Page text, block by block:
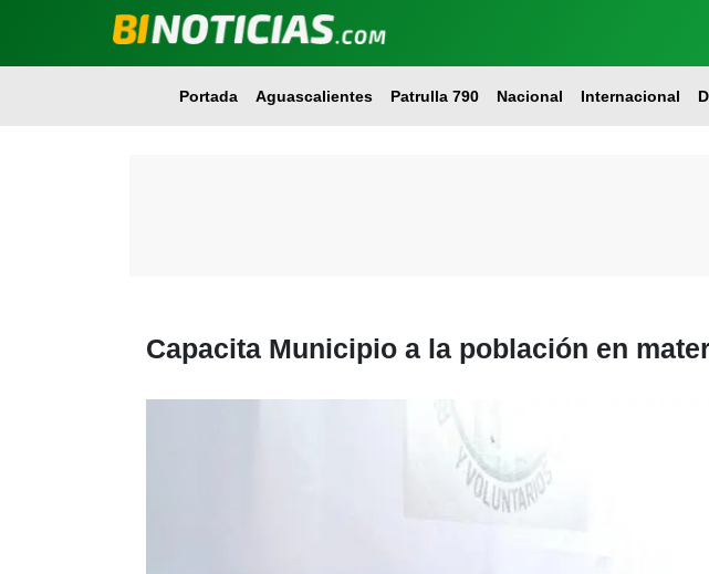
Portada Aguascalientes Patrulla 790 Nacional Internacional
Capacita Municipio a la población en